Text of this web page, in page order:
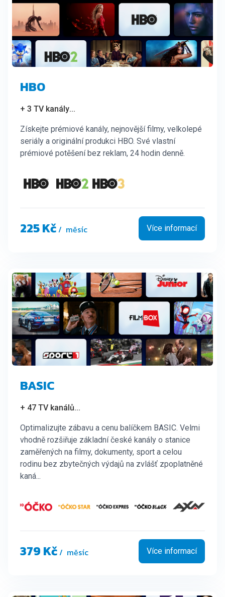
HBO
+ 3 TV kanály...
Získejte prémiové kanály, nejnovější filmy, velkolepé
seriály a originální produkci HBO. Své vlastní
prémiové potěšení bez reklam, 24 hodin denně.
225 Kč/ měsíc Více informací
BASIC
+ 47 TV kanálů...
Optimalizujte zábavu a cenu balíčkem BASIC. Velmi
vhodně rozšiřuje základní české kanály o stanice
zaměřených na filmy, dokumenty, sport a celou
rodinu bez zbytečných výdajů na zvlášť zpoplatněné
kaná...
379 Kč/ měsíc Více informací